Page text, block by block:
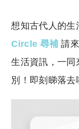
想知古代人的生
Circle 尋補 請
生活資訊，一同
別！即刻睇落去